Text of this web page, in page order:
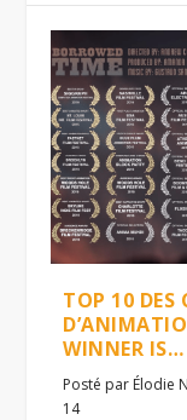
TOP 10 DES
WINNER
Posté par Élodie
14